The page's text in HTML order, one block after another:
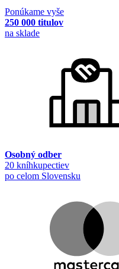
Ponúkame vyše
250 000 titulov
na sklade
Osobný odber
20 kníhkupectiev
po celom Slovensku